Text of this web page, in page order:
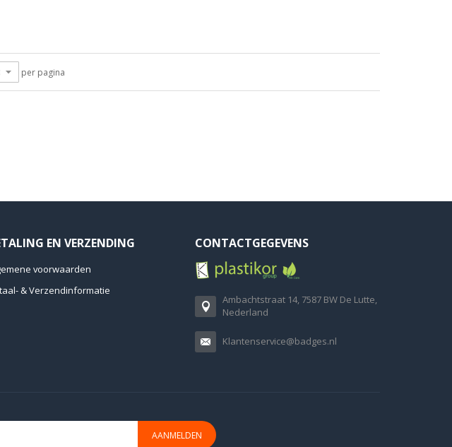
per pagina
EN VERZENDING
voorwaarden
& Verzendinformatie
CONTACTGEGEVENS
Ambachtstraat 14, 7587 BW De Lutte,
Nederland
Klantenservice@badges.nl
AANMELDEN